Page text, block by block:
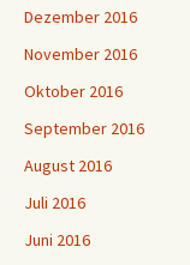
Dezember 2016
November 2016
Oktober 2016
September 2016
August 2016
Juli 2016
Juni 2016